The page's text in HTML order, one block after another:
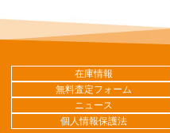
在庫情報
無料査定フォーム
ニュース
個人情報保護法